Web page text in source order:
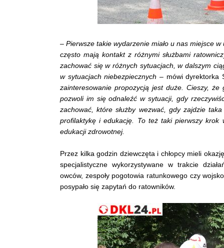
– Pierwsze takie wydarzenie miało u nas miejsce
często mają kontakt z różnymi służbami
zachować się w różnych sytuacjach, w dalszym
w sytuacjach niebezpiecznych – mówi dyrektorka
zainteresowanie propozycją jest duże. Cieszy,
pozwoli im się odnaleźć w sytuacji, gdy
zachować, które służby wezwać, gdy zajdzie
profilaktykę i edukację. To też taki pierwszy
edukacji zdrowotnej.
Przez kilka godzin dziewczęta i chłopcy mieli
specjalistyczne wykorzystywane w trakcie
owców, zespoły pogotowia ratunkowego czy
posypało się zapytań do ratowników.